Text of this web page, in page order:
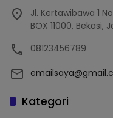
Jl. Kertawibawa 1
BOX 11000, Bekasi,
08123456789
Kategori